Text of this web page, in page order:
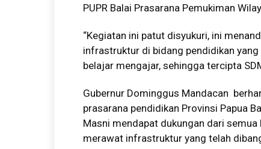
PUPR Balai Prasarana Pemukiman
“Kegiatan ini patut disyukuri, ini
infrastruktur di bidang pendidikan
belajar mengajar, sehingga tercipta
Gubernur Dominggus Mandacan
prasarana pendidikan Provinsi Papua
Masni mendapat dukungan dari
merawat infrastruktur yang telah